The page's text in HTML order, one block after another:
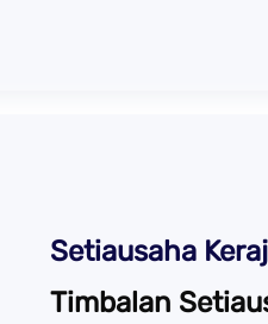
Setiausaha
Timbalan